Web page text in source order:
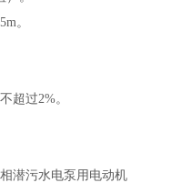
。
超过2%。
潜污水电泵用电动机